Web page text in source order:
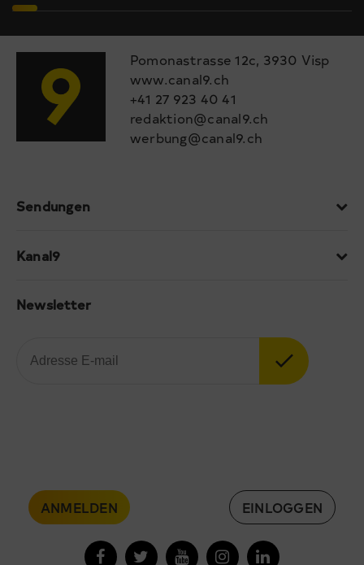
Pomonastrasse 12c, 3930 Visp
www.canal9.ch
+41 27 923 40 41
redaktion@canal9.ch
werbung@canal9.ch
Sendungen
Kanal9
Newsletter
ANMELDEN EINLOGGEN